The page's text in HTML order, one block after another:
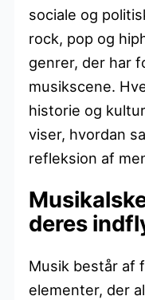
sociale og
rock, pop og
genrer, der har
musikscene.
historie og
viser, hvordan
refleksion af
deres
Musik består af
elementer, der